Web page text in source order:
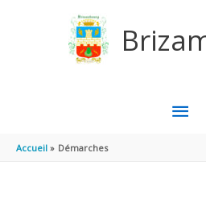
MENU
Accueil Démarches